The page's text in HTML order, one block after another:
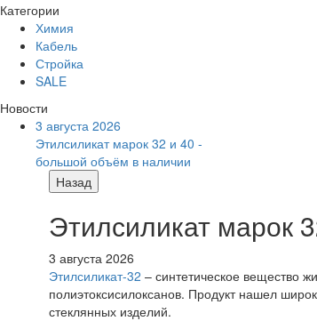
Категории
Химия
Кабель
Стройка
SALE
Новости
3 августа 2026
Этилсиликат марок 32 и 40 -
большой объём в наличии
Назад
Этилсиликат марок
3 августа 2026
Этилсиликат-32 – синтетическое вещество
полиэтоксисилоксанов. Продукт нашел
стеклянных изделий.